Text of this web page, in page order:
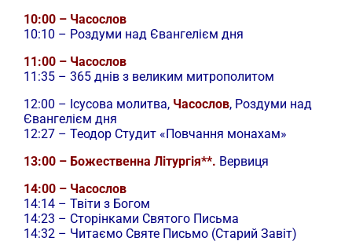
10:00 – Часослов
10:10 – Роздуми над Євангелієм дня
11:00 – Часослов
11:35 – 365 днів з великим митрополитом
12:00 – Ісусова молитва, Часослов, Роздуми над
Євангелієм дня
12:27 – Теодор Студит «Повчання монахам»
13:00 – Божественна Літургія**. Вервиця
14:00 – Часослов
14:14 – Твіти з Богом
14:23 – Сторінками Святого Письма
14:32 – Читаємо Святе Письмо (Старий Завіт)